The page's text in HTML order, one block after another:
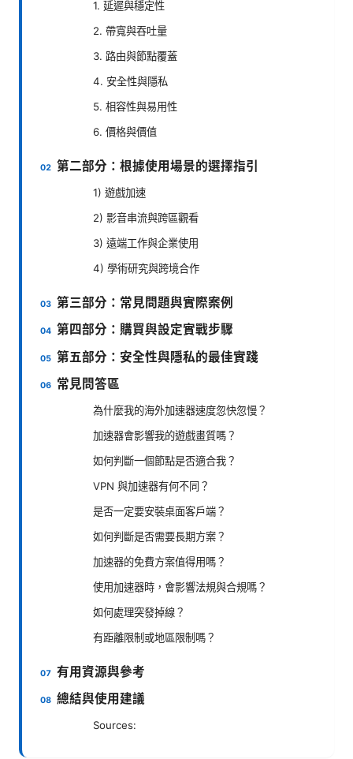
1. 延遲與穩定性
2. 帶寬與吞吐量
3. 路由與節點覆蓋
4. 安全性與隱私
5. 相容性與易用性
6. 價格與價值
第二部分：根據使用場景的選擇指引
1) 遊戲加速
2) 影音串流與跨區觀看
3) 遠端工作與企業使用
4) 學術研究與跨境合作
第三部分：常見問題與實際案例
第四部分：購買與設定實戰步驟
第五部分：安全性與隱私的最佳實踐
常見問答區
為什麼我的海外加速器速度忽快忽慢？
加速器會影響我的遊戲畫質嗎？
如何判斷一個節點是否適合我？
VPN 與加速器有何不同？
是否一定要安裝桌面客戶端？
如何判斷是否需要長期方案？
加速器的免費方案值得用嗎？
使用加速器時，會影響法規與合規嗎？
如何處理突發掉線？
有距離限制或地區限制嗎？
有用資源與參考
總結與使用建議
Sources: